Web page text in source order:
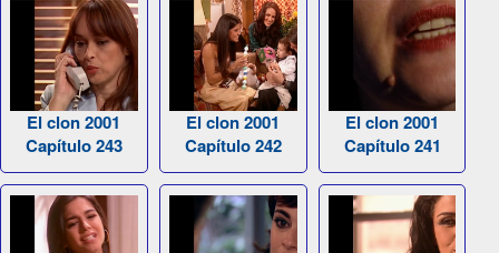
El clon 2001
Capítulo 243
El clon 2001
Capítulo 242
El clon 2001
Capítulo 241